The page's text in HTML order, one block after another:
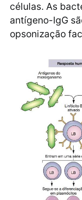
células. As
antígeno-IgG
opsonização